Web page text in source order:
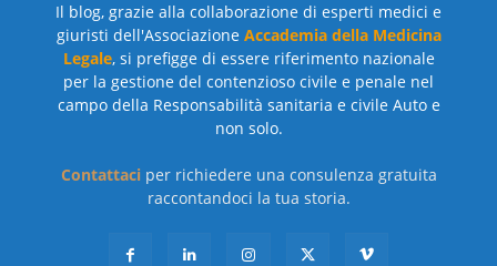
Il blog, grazie alla collaborazione di esperti medici e
giuristi dell'Associazione Accademia della Medicina
Legale, si prefigge di essere riferimento nazionale
per la gestione del contenzioso civile e penale nel
campo della Responsabilità sanitaria e civile Auto e
non solo.
Contattaciper richiedere una consulenza gratuita
raccontandoci la tua storia.